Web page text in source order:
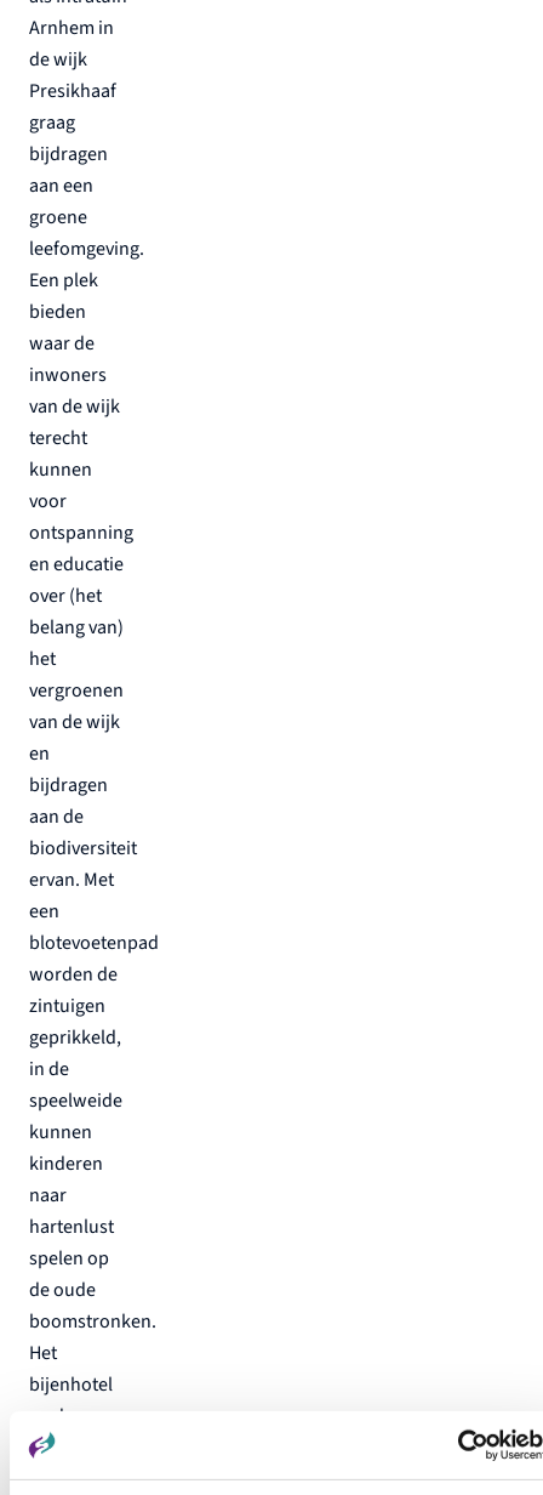
Arnhem in
de wijk
Presikhaaf
graag
bijdragen
aan een
groene
leefomgeving.
Een plek
bieden
waar de
inwoners
van de wijk
terecht
kunnen
voor
ontspanning
en educatie
over (het
belang van)
het
vergroenen
van de wijk
en
bijdragen
aan de
biodiversiteit
ervan. Met
een
blotevoetenpad
worden de
zintuigen
geprikkeld,
in de
speelweide
kunnen
kinderen
naar
hartenlust
spelen op
de oude
boomstronken.
Het
bijenhotel
en de
bloemenweide
zorgen voor